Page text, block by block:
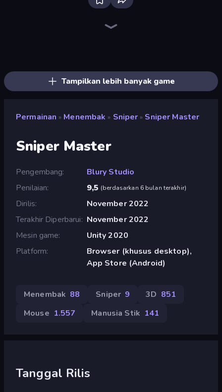
Tampilkan lebih banyak game
Permainan » Menembak » Sniper » Sniper Master
Sniper Master
Pengembang
Blury Studio
Penilaian
9,5 (berdasarkan 6 bulan terakhir)
Dirilis
November 2022
Terakhir Diperbarui
November 2022
Mesin game
Unity 2020
Platform
Browser (khusus desktop),
App Store (Android)
Menembak 88 Sniper 9 3D 851
Mouse 1.557 Manusia Stik 141
Tanggal Rilis